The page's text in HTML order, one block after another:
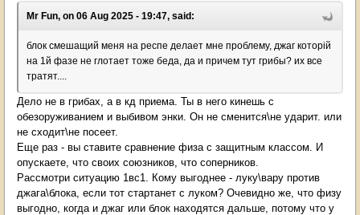
Mr Fun, on 06 Aug 2025 - 19:47, said:
блок смешащий меня на респе делает мне проблему, джаг которій
на 1й фазе не глотает тоже беда, да и причем тут грибы? их все
тратят....
Дело не в грибах, а в кд приема. Ты в него кинешь с
обезоруживанием и выбивом энки. Он не сменится\не ударит. или
не сходит\не посеет.
Еще раз - вы ставите сравнение физа с защитным классом. И
опускаете, что своих союзников, что соперников.
Рассмотри ситуацию 1вс1. Кому выгоднее - луку\вару против
джага\блока, если тот стартанет с луком? Очевидно же, что физу
выгодно, когда и джаг или блок находятся дальше, потому что у